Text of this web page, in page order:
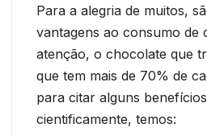
Para a alegria de muitos,
vantagens ao consumo de
atenção, o chocolate que
que tem mais de 70% de
para citar alguns
cientificamente, temos: